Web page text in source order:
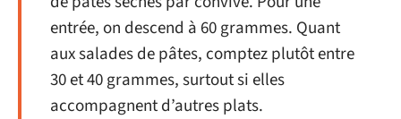
entrée, on descend à 60 grammes. Quant
aux salades de pâtes, comptez plutôt entre
30 et 40 grammes, surtout si elles
accompagnent d’autres plats.